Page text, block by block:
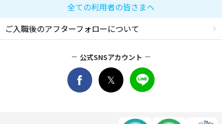
全ての利用者の皆さまへ
ご入職後のアフターフォローについて
公式SNSアカウント